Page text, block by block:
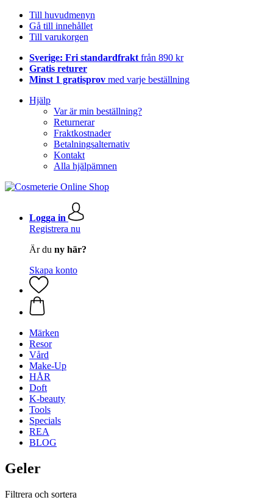
Till huvudmenyn
Gå till innehållet
Till varukorgen
Sverige: Fri standardfrakt från 890 kr
Gratis returer
Minst 1 gratisprov med varje beställning
Hjälp
Var är min beställning?
Returnerar
Fraktkostnader
Betalningsalternativ
Kontakt
Alla hjälpämnen
Logga in
Registrera nu
Är du ny här?
Skapa konto
Märken
Resor
Vård
Make-Up
HÅR
Doft
K-beauty
Tools
Specials
REA
BLOG
Geler
Filtrera och sortera